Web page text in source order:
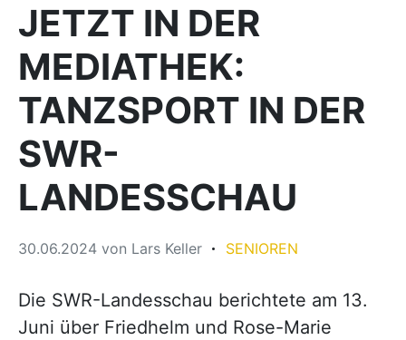
JETZT IN DER
MEDIATHEK:
TANZSPORT IN DER
SWR-
LANDESSCHAU
30.06.2024 von Lars Keller SENIOREN
Die SWR-Landesschau berichtete am 13.
Juni über Friedhelm und Rose-Marie